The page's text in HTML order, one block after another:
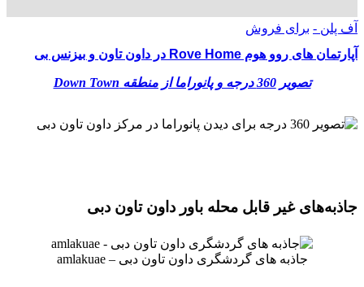
آف پلن - برای فروش
آپارتمان های روو هوم Rove Home در داون تاون و بیزنس بی
تصویر 360 درجه و پانوراما از منطقه Down Town
جاذبه‌های غیر قابل محله باور داون تاون دبی
جاذبه های گردشگری داون تاون دبی – amlakuae